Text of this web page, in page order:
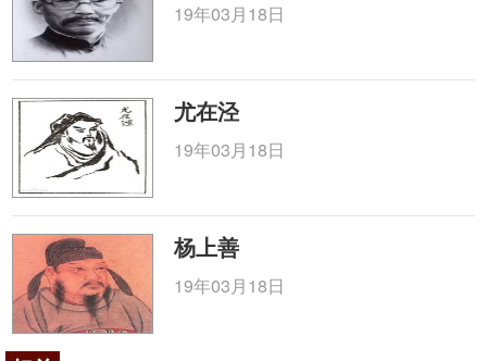
19年03月18日
尤在泾
19年03月18日
杨上善
19年03月18日